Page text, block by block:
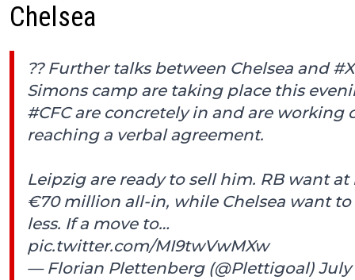
Chelsea
?? Further talks between Chelsea and
Simons camp are taking place this
#CFCare concretely in and are working
reaching a verbal agreement.
Leipzig are ready to sell him. RB want at
€70 million all-in, while Chelsea want to
less. If a move to…
pic.twitter.com/MI9twVwMXw
— Florian Plettenberg (@Plettigoal) July